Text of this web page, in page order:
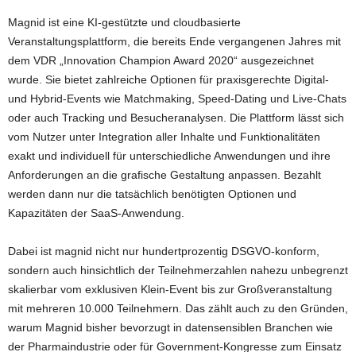
Magnid ist eine KI-gestützte und cloudbasierte
Veranstaltungsplattform, die bereits Ende vergangenen Jahres mit
dem VDR „Innovation Champion Award 2020“ ausgezeichnet
wurde. Sie bietet zahlreiche Optionen für praxisgerechte Digital-
und Hybrid-Events wie Matchmaking, Speed-Dating und Live-Chats
oder auch Tracking und Besucheranalysen. Die Plattform lässt sich
vom Nutzer unter Integration aller Inhalte und Funktionalitäten
exakt und individuell für unterschiedliche Anwendungen und ihre
Anforderungen an die grafische Gestaltung anpassen. Bezahlt
werden dann nur die tatsächlich benötigten Optionen und
Kapazitäten der SaaS-Anwendung.
Dabei ist magnid nicht nur hundertprozentig DSGVO-konform,
sondern auch hinsichtlich der Teilnehmerzahlen nahezu unbegrenzt
skalierbar vom exklusiven Klein-Event bis zur Großveranstaltung
mit mehreren 10.000 Teilnehmern. Das zählt auch zu den Gründen,
warum Magnid bisher bevorzugt in datensensiblen Branchen wie
der Pharmaindustrie oder für Government-Kongresse zum Einsatz